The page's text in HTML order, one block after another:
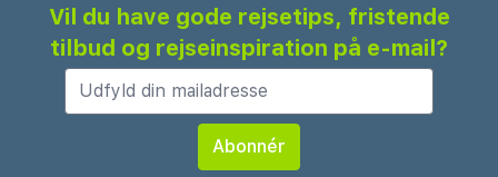
Vil du have gode rejsetips, fristende
tilbud og rejseinspiration på e-mail?